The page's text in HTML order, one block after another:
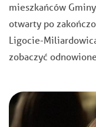
mieszkańców
otwarty po
Ligocie-
zobaczyć